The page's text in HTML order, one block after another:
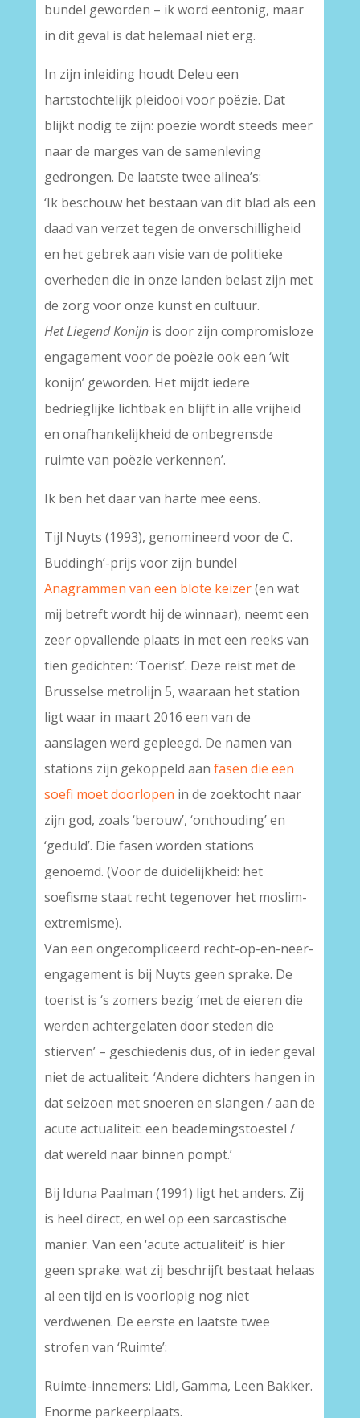
bundel geworden – ik word eentonig, maar
in dit geval is dat helemaal niet erg.
In zijn inleiding houdt Deleu een
hartstochtelijk pleidooi voor poëzie. Dat
blijkt nodig te zijn: poëzie wordt steeds meer
naar de marges van de samenleving
gedrongen. De laatste twee alinea’s:
‘Ik beschouw het bestaan van dit blad als een
daad van verzet tegen de onverschilligheid
en het gebrek aan visie van de politieke
overheden die in onze landen belast zijn met
de zorg voor onze kunst en cultuur.
Het Liegend Konijnis door zijn compromisloze
engagement voor de poëzie ook een ‘wit
konijn’ geworden. Het mijdt iedere
bedrieglijke lichtbak en blijft in alle vrijheid
en onafhankelijkheid de onbegrensde
ruimte van poëzie verkennen’.
Ik ben het daar van harte mee eens.
Tijl Nuyts (1993), genomineerd voor de C.
Buddingh’-prijs voor zijn bundel
Anagrammen van een blote keizer(en wat
mij betreft wordt hij de winnaar), neemt een
zeer opvallende plaats in met een reeks van
tien gedichten: ‘Toerist’. Deze reist met de
Brusselse metrolijn 5, waaraan het station
ligt waar in maart 2016 een van de
aanslagen werd gepleegd. De namen van
stations zijn gekoppeld aan fasen die een
soefi moet doorlopen in de zoektocht naar
zijn god, zoals ‘berouw’, ‘onthouding’ en
‘geduld’. Die fasen worden stations
genoemd. (Voor de duidelijkheid: het
soefisme staat recht tegenover het moslim-
extremisme).
Van een ongecompliceerd recht-op-en-neer-
engagement is bij Nuyts geen sprake. De
toerist is ‘s zomers bezig ‘met de eieren die
werden achtergelaten door steden die
stierven’ – geschiedenis dus, of in ieder geval
niet de actualiteit. ‘Andere dichters hangen in
dat seizoen met snoeren en slangen / aan de
acute actualiteit: een beademingstoestel /
dat wereld naar binnen pompt.’
Bij Iduna Paalman (1991) ligt het anders. Zij
is heel direct, en wel op een sarcastische
manier. Van een ‘acute actualiteit’ is hier
geen sprake: wat zij beschrijft bestaat helaas
al een tijd en is voorlopig nog niet
verdwenen. De eerste en laatste twee
strofen van ‘Ruimte’:
Ruimte-innemers: Lidl, Gamma, Leen Bakker.
Enorme parkeerplaats.